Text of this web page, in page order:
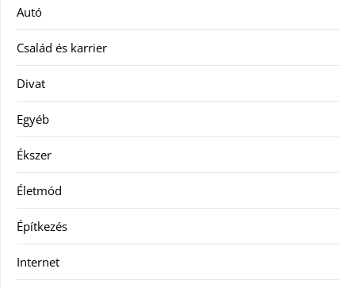
Autó
Család és karrier
Divat
Egyéb
Ékszer
Életmód
Építkezés
Internet